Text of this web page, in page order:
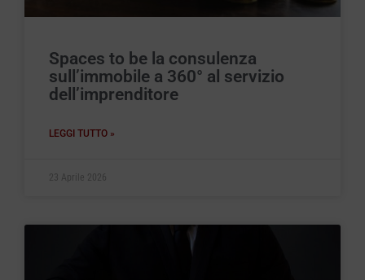
Spaces to be la consulenza
sull’immobile a 360° al servizio
dell’imprenditore
LEGGI TUTTO »
23 Aprile 2026